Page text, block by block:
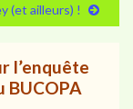
(et ailleurs) !
l’enquête
BUCOPA